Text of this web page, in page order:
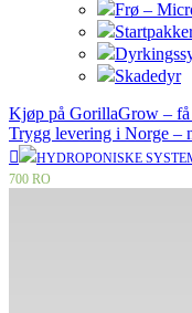
Frø –
Skadedyr
Kjøp på GorillaGrow – få
Trygg levering i Norge –
HYDROPONISKE
700 RO